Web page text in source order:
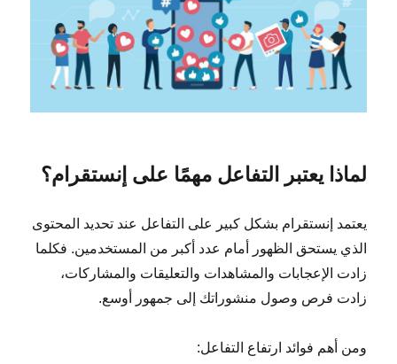
لماذا يعتبر التفاعل مهمًا على إنستقرام؟
يعتمد إنستقرام بشكل كبير على التفاعل عند تحديد المحتوى
الذي يستحق الظهور أمام عدد أكبر من المستخدمين. فكلما
زادت الإعجابات والمشاهدات والتعليقات والمشاركات،
زادت فرص وصول منشوراتك إلى جمهور أوسع.
ومن أهم فوائد ارتفاع التفاعل: